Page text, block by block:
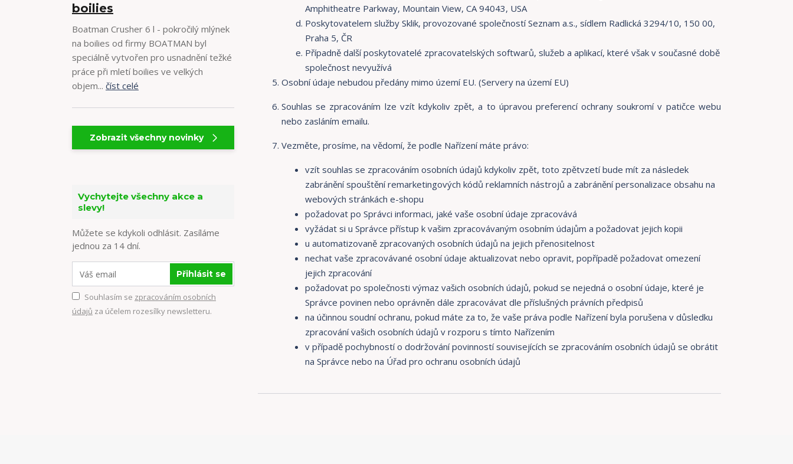
boilies
Boatman Crusher 6 l - pokročilý mlýnek
na boilies od firmy BOATMAN byl
speciálně vytvořen pro usnadnění težké
práce při mletí boilies ve velkých
objem... číst celé
Zobrazit všechny novinky
Vychytejte všechny akce a
slevy!
Můžete se kdykoli odhlásit. Zasíláme
jednou za 14 dní.
Přihlásit se
Souhlasím se zpracováním osobních
údajů za účelem rozesílky newsletteru.
Amphitheatre Parkway, Mountain View, CA 94043, USA
Poskytovatelem služby Sklik, provozované společností Seznam a.s., sídlem Radlická 3294/10, 150 00,
Praha 5, ČR
Případně další poskytovatelé zpracovatelských softwarů, služeb a aplikací, které však v současné době
společnost nevyužívá
Osobní údaje nebudou předány mimo území EU. (Servery na území EU)
Souhlas se zpracováním lze vzít kdykoliv zpět, a to úpravou preferencí ochrany soukromí v patičce webu
nebo zasláním emailu.
Vezměte, prosíme, na vědomí, že podle Nařízení máte právo:
vzít souhlas se zpracováním osobních údajů kdykoliv zpět, toto zpětvzetí bude mít za následek
zabránění spouštění remarketingových kódů reklamních nástrojů a zabránění personalizace obsahu na
webových stránkách e-shopu
požadovat po Správci informaci, jaké vaše osobní údaje zpracovává
vyžádat si u Správce přístup k vašim zpracovávaným osobním údajům a požadovat jejich kopii
u automatizovaně zpracovaných osobních údajů na jejich přenositelnost
nechat vaše zpracovávané osobní údaje aktualizovat nebo opravit, popřípadě požadovat omezení
jejich zpracování
požadovat po společnosti výmaz vašich osobních údajů, pokud se nejedná o osobní údaje, které je
Správce povinen nebo oprávněn dále zpracovávat dle příslušných právních předpisů
na účinnou soudní ochranu, pokud máte za to, že vaše práva podle Nařízení byla porušena v důsledku
zpracování vašich osobních údajů v rozporu s tímto Nařízením
v případě pochybností o dodržování povinností souvisejících se zpracováním osobních údajů se obrátit
na Správce nebo na Úřad pro ochranu osobních údajů